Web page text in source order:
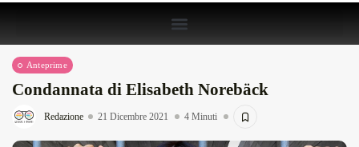
Anteprime
Condannata di Elisabeth Norebäck
Redazione 21 Dicembre 2021 4 Minuti